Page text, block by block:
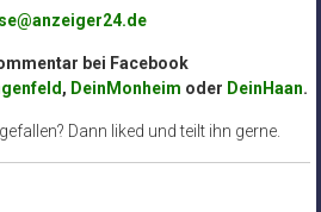
bei Facebook
, DeinMonheim oder DeinHaan.
Dann liked und teilt ihn gerne.